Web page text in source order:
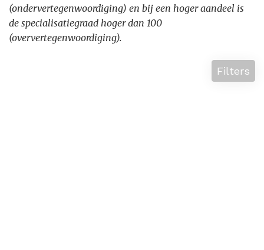
(ondervertegenwoordiging) en bij een hoger aandeel is
de specialisatiegraad hoger dan 100
(oververtegenwoordiging).
Filters